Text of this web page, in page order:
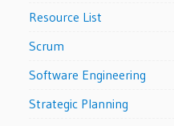
Resource List
Scrum
Software Engineering
Strategic Planning